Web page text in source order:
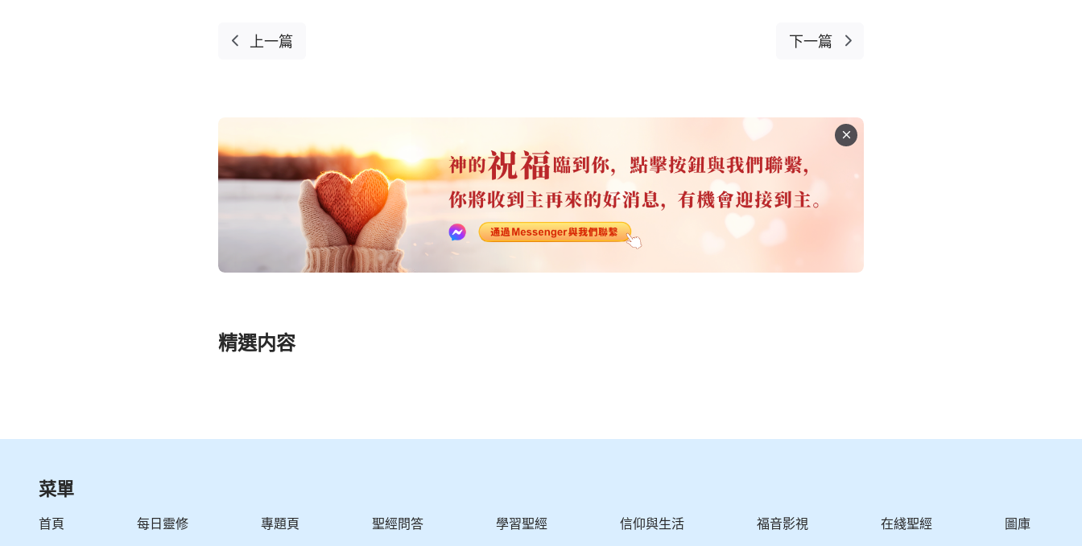
上一篇 下一篇
精選内容
菜單
首頁 每日靈修 專題頁 聖經問答 學習聖經 信仰與生活 福音影視 在綫聖經 圖庫